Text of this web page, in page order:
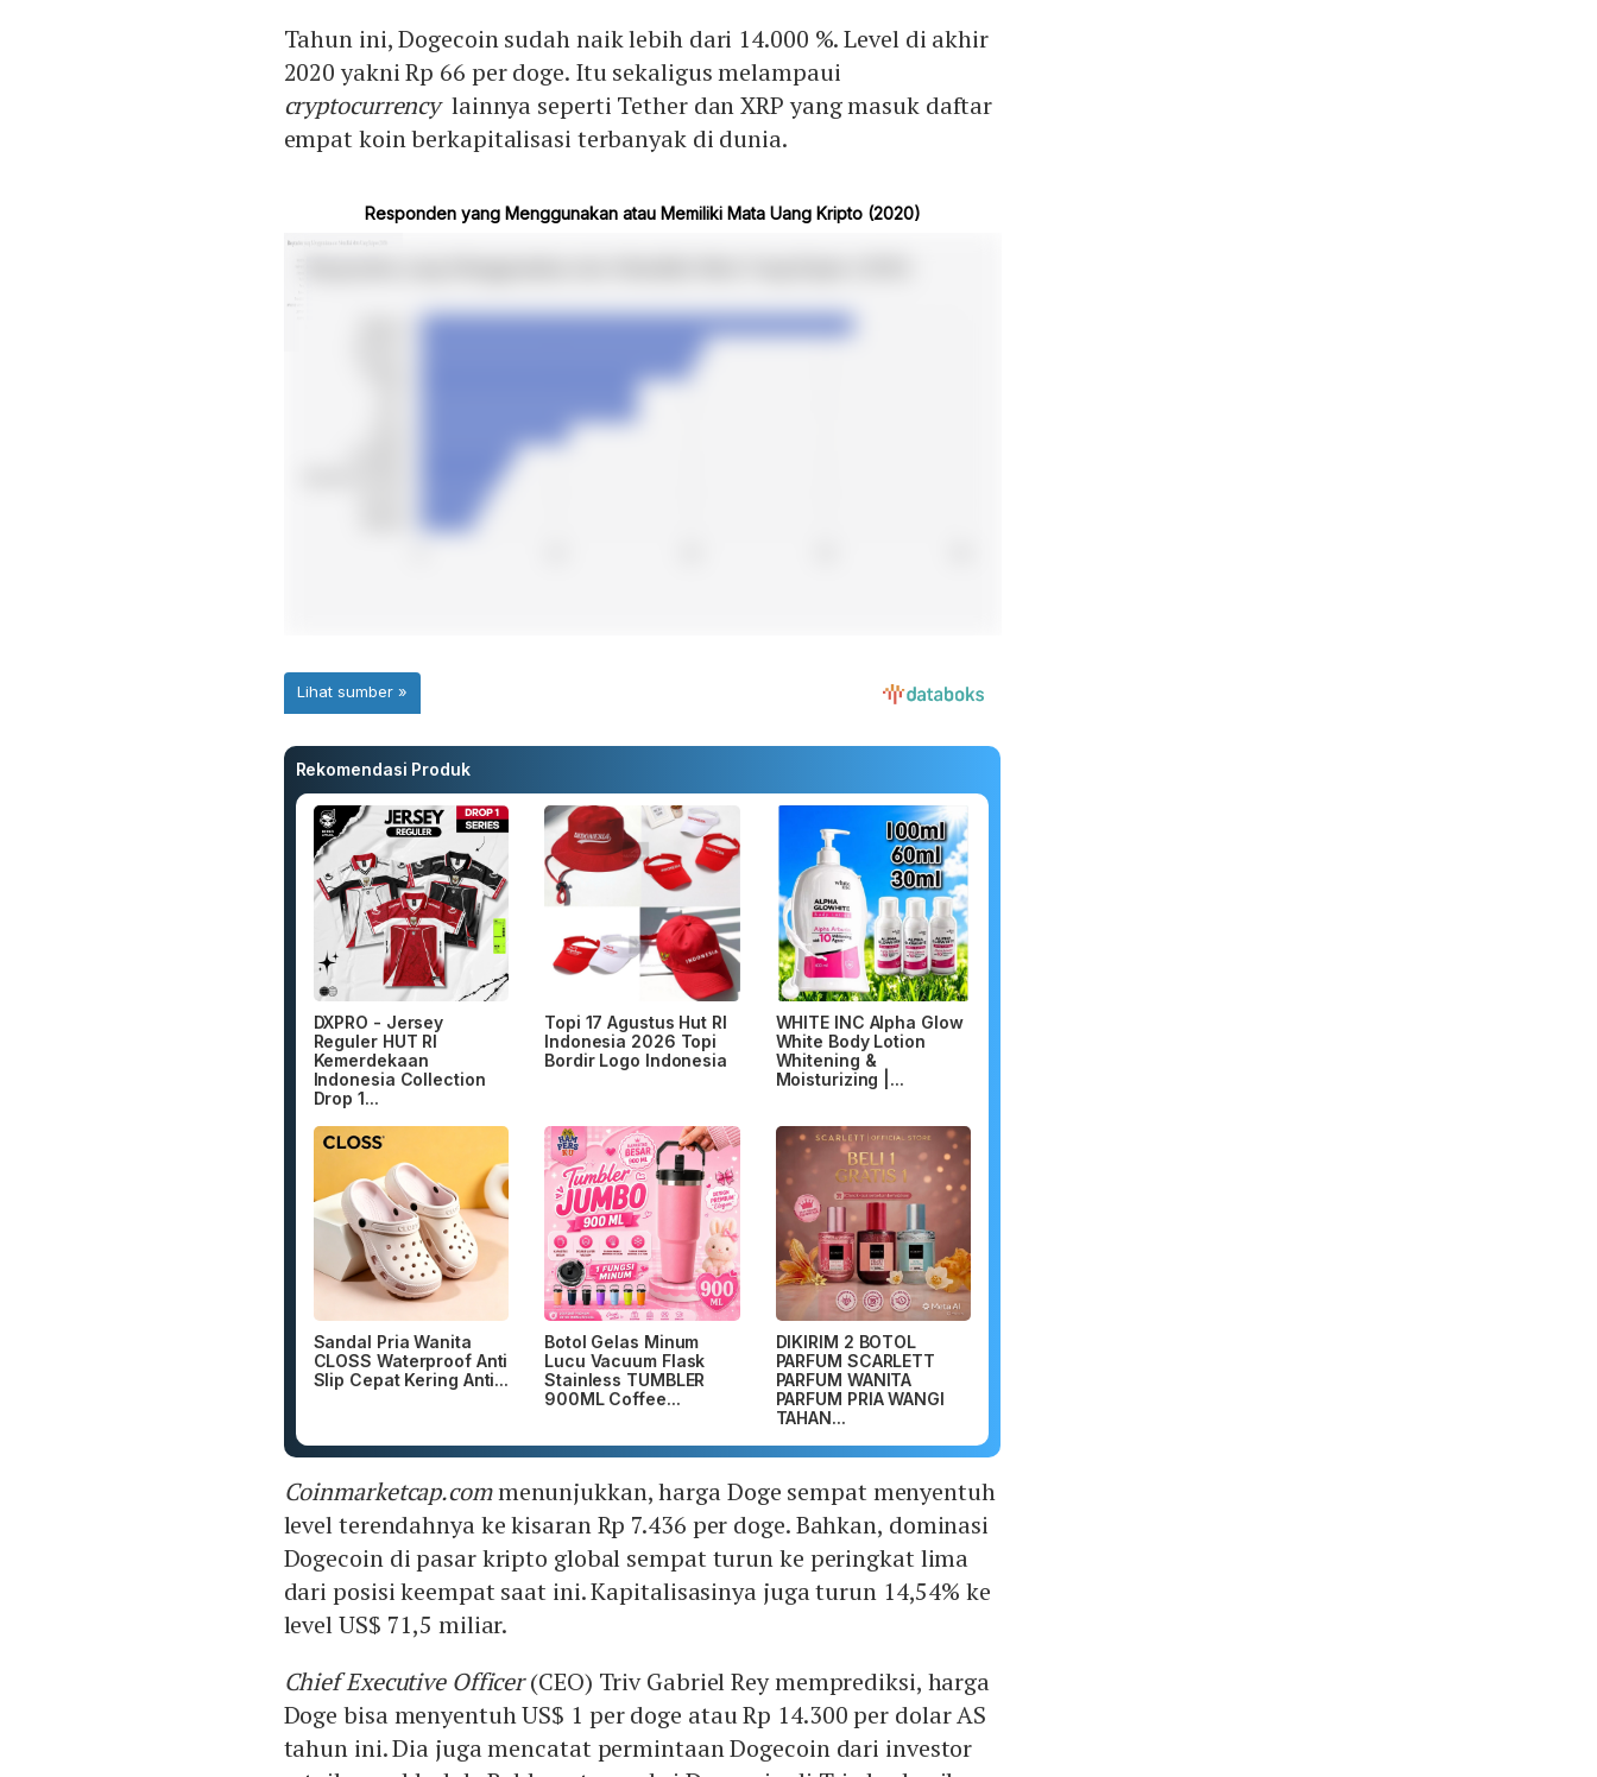
Tahun ini, Dogecoin sudah naik lebih dari 14.000 %. Level di akhir
2020 yakni Rp 66 per doge. Itu sekaligus melampaui
cryptocurrencylainnya seperti Tether dan XRP yang masuk daftar
empat koin berkapitalisasi terbanyak di dunia.
Rekomendasi Produk
DXPRO - Jersey
Reguler HUT RI
Kemerdekaan
Indonesia Collection
Drop 1...
Topi 17 Agustus Hut RI
Indonesia 2026 Topi
Bordir Logo Indonesia
WHITE INC Alpha Glow
White Body Lotion
Whitening &
Moisturizing |...
Sandal Pria Wanita
CLOSS Waterproof Anti
Slip Cepat Kering Anti...
Botol Gelas Minum
Lucu Vacuum Flask
Stainless TUMBLER
900ML Coffee...
DIKIRIM 2 BOTOL
PARFUM SCARLETT
PARFUM WANITA
PARFUM PRIA WANGI
TAHAN...
Coinmarketcap.commenunjukkan, harga Doge sempat menyentuh
level terendahnya ke kisaran Rp 7.436 per doge. Bahkan, dominasi
Dogecoin di pasar kripto global sempat turun ke peringkat lima
dari posisi keempat saat ini. Kapitalisasinya juga turun 14,54% ke
level US$ 71,5 miliar.
Chief Executive Officer(CEO) Triv Gabriel Rey memprediksi, harga
Doge bisa menyentuh US$ 1 per doge atau Rp 14.300 per dolar AS
tahun ini. Dia juga mencatat permintaan Dogecoin dari investor